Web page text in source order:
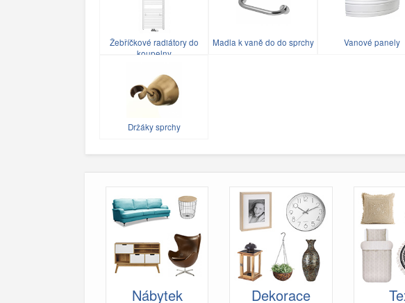
Žebříčkové radiátory do
koupelny
Madla k vaně do do sprchy Vanové panely
Držáky sprchy
Nábytek Dekorace